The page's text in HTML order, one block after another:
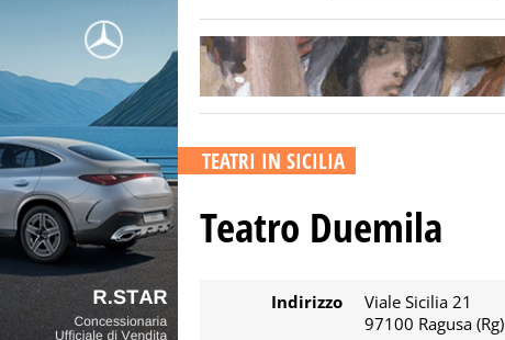
TEATRI IN SICILIA
Teatro Duemila
Indirizzo
Viale Sicilia 21
97100 Ragusa (Rg)